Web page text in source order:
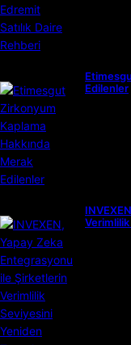
Edilenler
Verimlilik